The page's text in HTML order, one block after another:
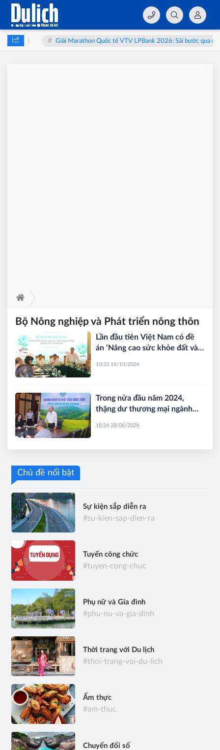
thai Giải Marathon Quốc tế VTV LPBank 2026: Sải bước qua miền
Bộ Nông nghiệp và Phát triển nông thôn
Lần đầu tiên Việt Nam có đề
án ‘Nâng cao sức khỏe đất và
10:33 19/10/2024
Trong nửa đầu năm 2024,
thặng dư thương mại ngành
18:24 28/06/2024
Chủ đề nổi bật
Sự kiện sắp diễn ra
#su-kien-sap-dien-ra
Tuyển công chức
#tuyen-cong-chuc
Phụ nữ và Gia đình
#phu-nu-va-gia-dinh
Thời trang với Du lịch
#thoi-trang-voi-du-lich
Ẩm thực
#am-thuc
Chuyển đổi số